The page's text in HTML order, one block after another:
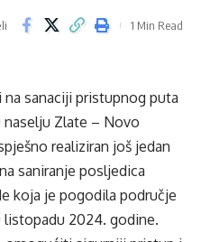
1 Min Read
na sanaciji pristupnog puta
Zlate – Novo
realiziran još jedan
saniranje posljedica
koja je pogodila područje
listopadu 2024. godine.